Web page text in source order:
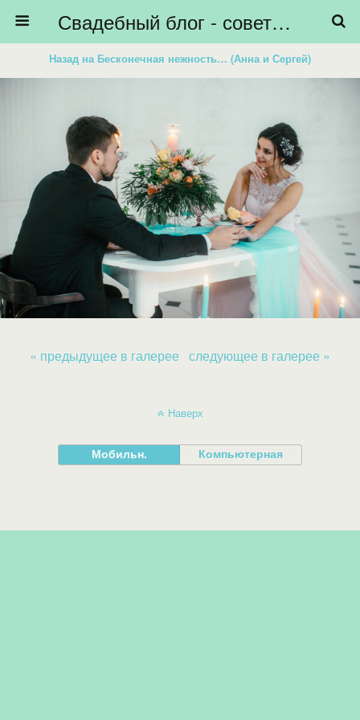
Свадебный блог - советы невестам, подготовка к свадьбе - HiBride
Назад на Бесконечная нежность… (Анна и Сергей)
« предыдущее в галерее следующее в галерее »
Наверх
Мобильн. Компьютерная